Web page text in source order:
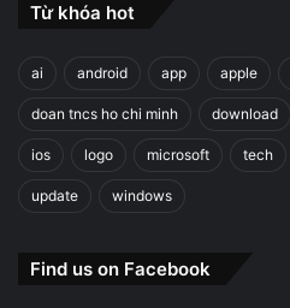
Từ khóa hot
ai android app apple
doan tncs ho chi minh download
ios logo microsoft tech
update windows
Find us on Facebook